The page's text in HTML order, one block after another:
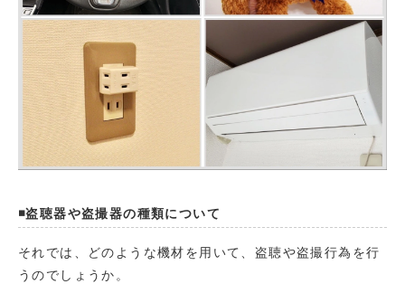
◾️盗聴器や盗撮器の種類について
それでは、どのような機材を用いて、盗聴や盗撮行為を行
うのでしょうか。